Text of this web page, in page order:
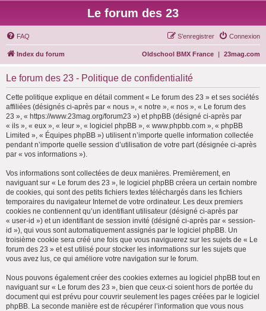
Le forum des 23
FAQ Connexion
S’enregistrer
Index du forum 23mag.com
|
Oldschool BMX France
Le forum des 23 - Politique de confidentialité
Cette politique explique en détail comment « Le forum des 23 » et ses sociétés
affiliées (désignés ci-après par « nous », « notre », « nos », « Le forum des
23 », « https://www.23mag.org/forum23 ») et phpBB (désigné ci-après par
« ils », « eux », « leur », « logiciel phpBB », « www.phpbb.com », « phpBB
Limited », « Équipes phpBB ») utilisent n’importe quelle information collectée
pendant n’importe quelle session d’utilisation de votre part (désignée ci-après
par « vos informations »).
Vos informations sont collectées de deux manières. Premièrement, en
naviguant sur « Le forum des 23 », le logiciel phpBB créera un certain nombre
de cookies, qui sont des petits fichiers textes téléchargés dans les fichiers
temporaires du navigateur Internet de votre ordinateur. Les deux premiers
cookies ne contiennent qu’un identifiant utilisateur (désigné ci-après par
« user-id ») et un identifiant de session invité (désigné ci-après par « session-
id »), qui vous sont automatiquement assignés par le logiciel phpBB. Un
troisième cookie sera créé une fois que vous naviguerez sur les sujets de « Le
forum des 23 » et est utilisé pour stocker les informations sur les sujets que
vous avez lus, ce qui améliore votre navigation sur le forum.
Nous pouvons également créer des cookies externes au logiciel phpBB tout en
naviguant sur « Le forum des 23 », bien que ceux-ci soient hors de portée du
document qui est prévu pour couvrir seulement les pages créées par le logiciel
phpBB. La seconde manière est de récupérer l’information que vous nous